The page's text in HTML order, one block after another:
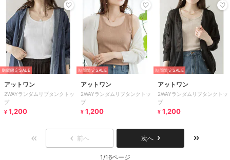
期間限定SALE
アットワン
2WAYランダムリブタンクトッ
プ
¥ 1,200
期間限定SALE
アットワン
2WAYランダムリブタンクトッ
プ
¥ 1,200
期間限定SALE
アットワン
2WAYランダムリブタンクトッ
プ
¥ 1,200
前へ 次へ
1/16ページ